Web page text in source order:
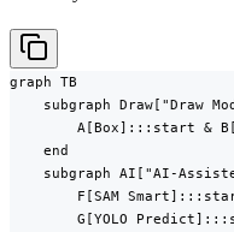
graph TB
subgraph Draw["Draw
A[Box]:::start &
    end
subgraph AI["AI-
F[SAM
G[YOLO